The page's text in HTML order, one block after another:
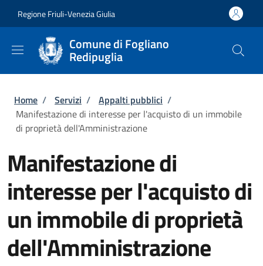
Regione Friuli-Venezia Giulia
Comune di Fogliano
Redipuglia
Briciole di pane
Home / Servizi / Appalti pubblici /
Manifestazione di interesse per l'acquisto di un immobile
di proprietà dell'Amministrazione
Manifestazione di
interesse per l'acquisto di
un immobile di proprietà
dell'Amministrazione